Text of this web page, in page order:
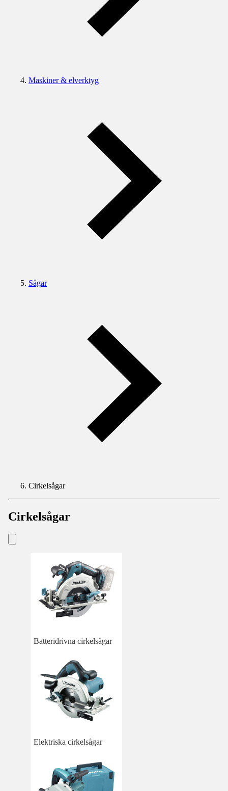
Maskiner & elverktyg
Sågar
Cirkelsågar
Cirkelsågar
Batteridrivna cirkelsågar
Elektriska cirkelsågar